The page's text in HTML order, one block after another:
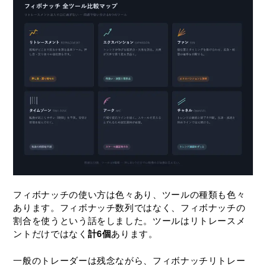
フィボナッチの使い方は色々あり、ツールの種類も色々
あります。フィボナッチ数列ではなく、フィボナッチの
割合を使うという話をしました。ツールはリトレースメ
ントだけではなく 計6個あります。
一般のトレーダーは残念ながら、フィボナッチリトレー